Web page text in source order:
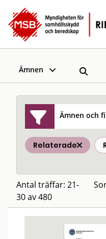
Ämnen
Ämnen och
Relaterade
Antal träffar: 21-
30 av 480